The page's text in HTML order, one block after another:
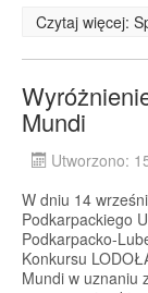
Czytaj więcej:
Mundi
Utworzono:
W dniu 14
Podkarpackiego
Podkarpacko-
Konkursu
Mundi w uznaniu